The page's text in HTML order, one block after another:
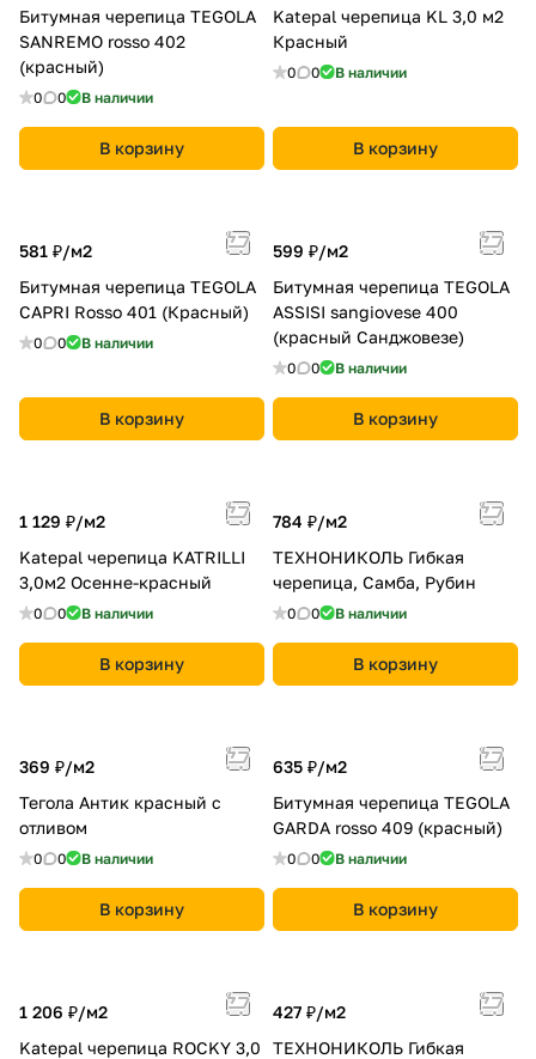
Битумная черепица TEGOLA
SANREMO rosso 402
(красный)
0 0 В наличии
В корзину
Katepal черепица KL 3,0 м2
Красный
0 0 В наличии
В корзину
581 ₽/м2
Битумная черепица TEGOLA
CAPRI Rosso 401 (Красный)
0 0 В наличии
В корзину
599 ₽/м2
Битумная черепица TEGOLA
ASSISI sangiovese 400
(красный Санджовезе)
0 0 В наличии
В корзину
1 129 ₽/м2
Katepal черепица KATRILLI
3,0м2 Осенне-красный
0 0 В наличии
В корзину
784 ₽/м2
ТЕХНОНИКОЛЬ Гибкая
черепица, Самба, Рубин
0 0 В наличии
В корзину
369 ₽/м2
Тегола Антик красный с
отливом
0 0 В наличии
В корзину
635 ₽/м2
Битумная черепица TEGOLA
GARDA rosso 409 (красный)
0 0 В наличии
В корзину
1 206 ₽/м2
Katepal черепица ROCKY 3,0
427 ₽/м2
ТЕХНОНИКОЛЬ Гибкая